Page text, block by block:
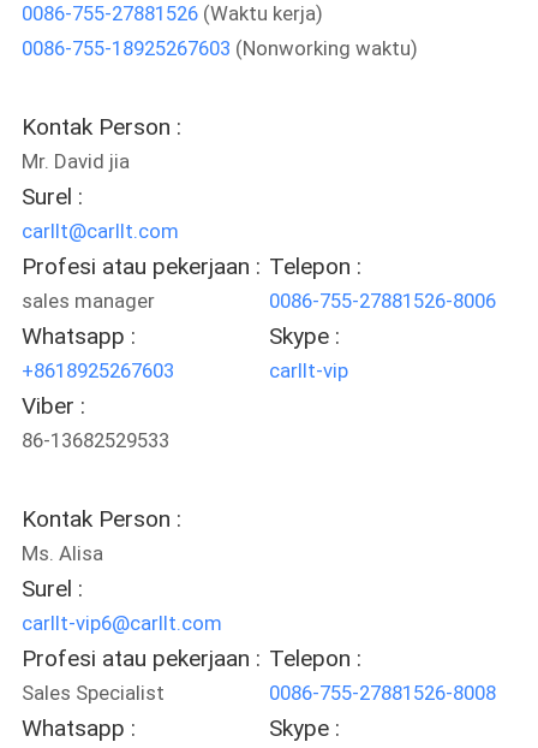
HUBUNGI
BERITA
KASUS
SITEMAP
PRIVACY
POLICY
0086-755-27881526(Waktu kerja)
0086-755-18925267603 (Nonworking waktu)
Kontak Person :
Mr. David jia
Surel :
carllt@carllt.com
Profesi atau pekerjaan :
sales manager
Telepon :
0086-755-27881526-8006
Whatsapp :
+8618925267603
Skype :
carllt-vip
Viber :
86-13682529533
Kontak Person :
Ms. Alisa
Surel :
carllt-vip6@carllt.com
Profesi atau pekerjaan :
Sales Specialist
Telepon :
0086-755-27881526-8008
Whatsapp : Skype :